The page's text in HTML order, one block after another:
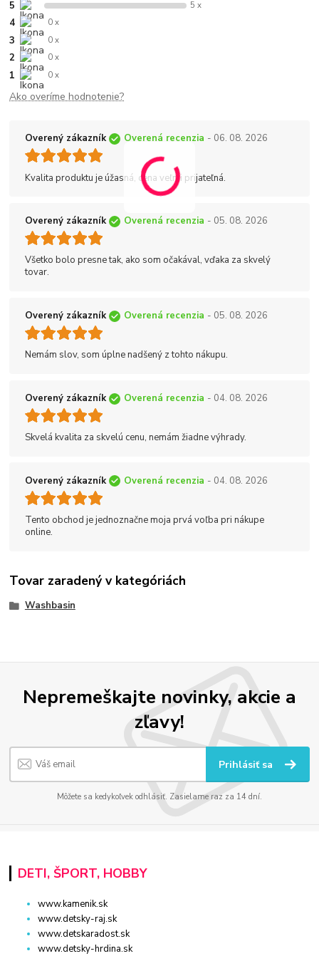
5 5 x
4 0 x
3 0 x
2 0 x
1 0 x
Ako overíme hodnotenie?
Overený zákazník Overená recenzia - 06. 08. 2026
Kvalita produktu je úžasná, cena veľmi prijateľná.
Overený zákazník Overená recenzia - 05. 08. 2026
Všetko bolo presne tak, ako som očakával, vďaka za skvelý
tovar.
Overený zákazník Overená recenzia - 05. 08. 2026
Nemám slov, som úplne nadšený z tohto nákupu.
Overený zákazník Overená recenzia - 04. 08. 2026
Skvelá kvalita za skvelú cenu, nemám žiadne výhrady.
Overený zákazník Overená recenzia - 04. 08. 2026
Tento obchod je jednoznačne moja prvá voľba pri nákupe
online.
Tovar zaradený v kategóriách
Washbasin
Nepremeškajte novinky, akcie a
zľavy!
Prihlásiť sa
Môžete sa kedykoľvek odhlásiť. Zasielame raz za 14 dní.
DETI, ŠPORT, HOBBY
www.kamenik.sk
www.detsky-raj.sk
www.detskaradost.sk
www.detsky-hrdina.sk